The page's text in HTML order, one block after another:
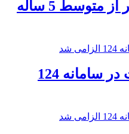
فائو: ایران امسال بیشتر از متوسط 5 ساله
ثبت قیمت کالا و خدمات در سامانه 124